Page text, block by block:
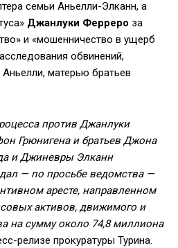
семьи Аньелли-Элканн, а
Джанлуки Ферреро за
и «мошенничество в ущерб
обвинений,
матерью братьев
против Джанлуки
Грюнигена и братьев Джона
и Джиневры Элканн
— по просьбе ведомства —
аресте, направленном
активов, движимого и
на сумму около 74,8 миллиона
релизе прокуратуры Турина.